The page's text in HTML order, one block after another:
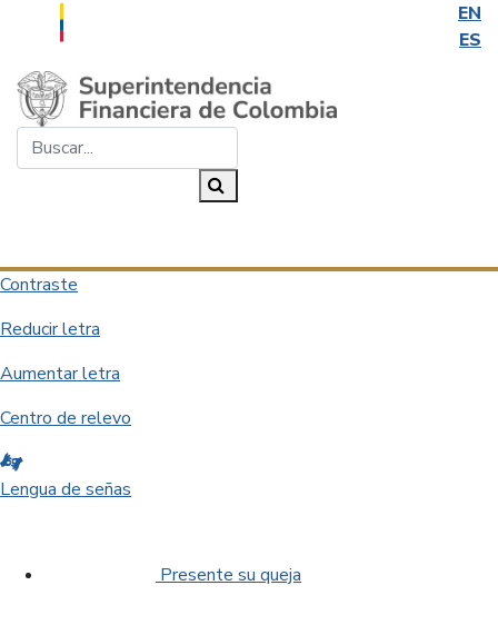
EN
ES
Saltar al contenido principal
Contraste
Reducir letra
Aumentar letra
Centro de relevo
Lengua de señas
Presente su queja